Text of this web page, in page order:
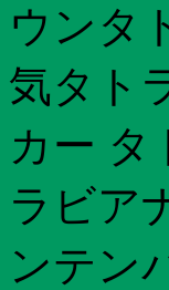
ウンタ
気タト
カー
ラビア
ンテン